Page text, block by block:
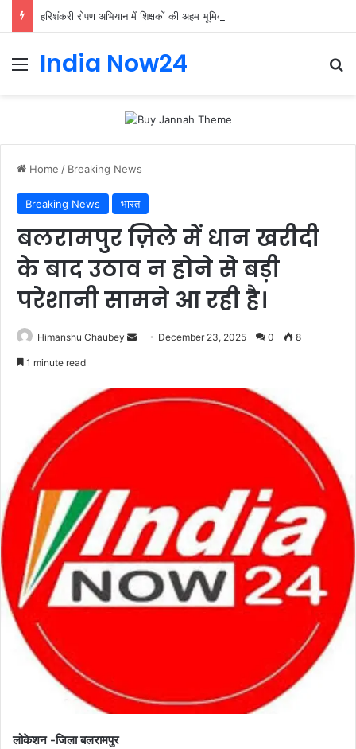
India Now24
Home / Breaking News
Breaking News भारत
बलरामपुर ज़िले में धान खरीदी
के बाद उठाव न होने से बड़ी
परेशानी सामने आ रही है।
Himanshu Chaubey December 23, 2025 0 8
1 minute read
लोकेशन -जिला बलरामपुर